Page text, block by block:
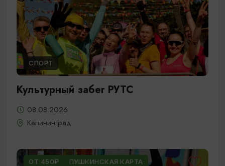
СПОРТ
Культурный забег РУТС
08.08.2026
Калининград
ОТ 450₽ ПУШКИНСКАЯ КАРТА